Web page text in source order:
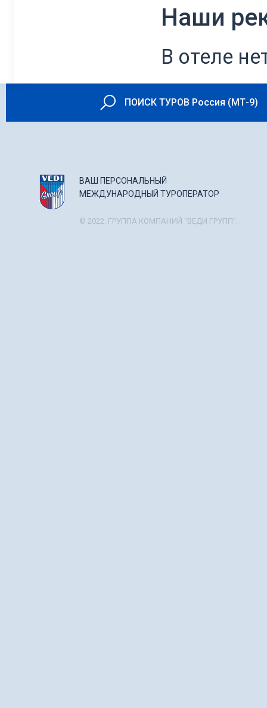
Наши
В отеле
ПОИСК ТУРОВ Россия (МТ-9)
ВАШ ПЕРСОНАЛЬНЫЙ
МЕЖДУНАРОДНЫЙ ТУРОПЕРАТОР
© 2022. ГРУППА КОМПАНИЙ "ВЕДИ ГРУПП".